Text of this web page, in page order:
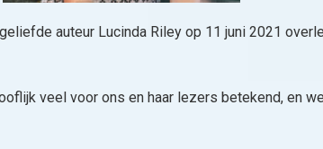
auteur Lucinda Riley op 11 juni 2021
veel voor ons en haar lezers betekend, en